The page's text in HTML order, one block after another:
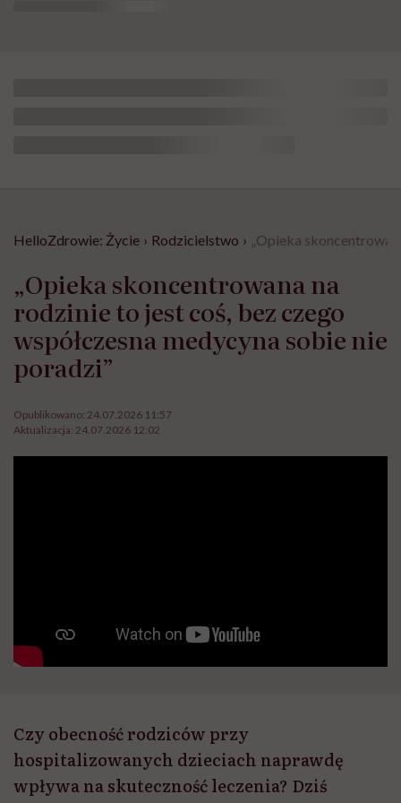
HelloZdrowie: Życie › Rodzicielstwo › „Opieka
„Opieka skoncentrowana na
rodzinie to jest coś, bez czego
współczesna medycyna sobie nie
poradzi”
Opublikowano: 24.07.2026 11:57
Aktualizacja: 24.07.2026 12:02
Czy obecność rodziców przy
hospitalizowanych dzieciach naprawdę
wpływa na skuteczność leczenia? Dziś